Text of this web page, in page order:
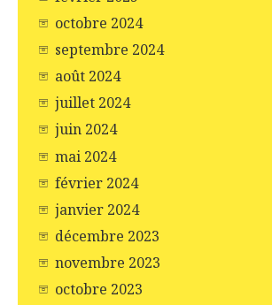
octobre 2024
septembre 2024
août 2024
juillet 2024
juin 2024
mai 2024
février 2024
janvier 2024
décembre 2023
novembre 2023
octobre 2023